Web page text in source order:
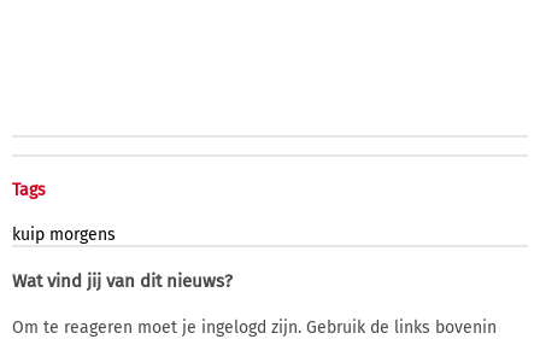
Tags
kuip morgens
Wat vind jij van dit nieuws?
Om te reageren moet je ingelogd zijn. Gebruik de links bovenin